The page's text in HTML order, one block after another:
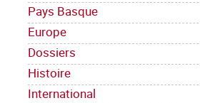
Pays Basque
Europe
Dossiers
Histoire
International